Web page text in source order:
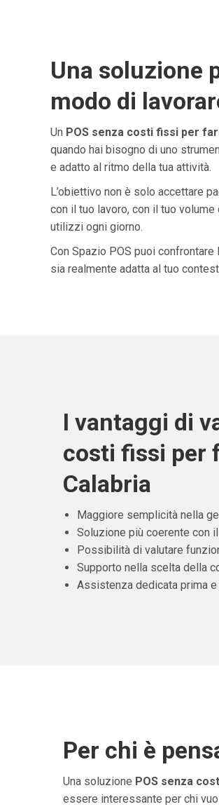
Una soluzione
modo di
Un POS senza costi fissi per
quando hai bisogno di uno
e adatto al ritmo della tua attività.
L’obiettivo non è solo accettare
con il tuo lavoro, con il tuo
utilizzi ogni giorno.
Con Spazio POS puoi
sia realmente adatta al tuo
I vantaggi di
costi fissi per
Calabria
Maggiore semplicità nella
Soluzione più coerente con
Possibilità di valutare
Supporto nella scelta della
Assistenza dedicata prima e
Per chi è
Una soluzione POS senza
essere interessante per chi